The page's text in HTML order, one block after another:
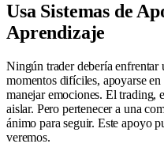
Usa Sistemas de
Aprendizaje
Ningún trader debería enfrentar
momentos difíciles, apoyarse
manejar emociones. El trading,
aislar. Pero pertenecer a una
ánimo para seguir. Este apoyo
veremos.